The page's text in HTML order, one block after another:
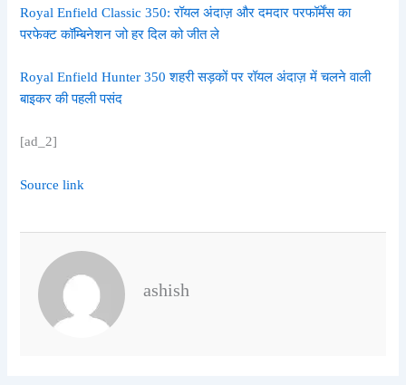
Royal Enfield Classic 350: रॉयल अंदाज़ और दमदार परफॉर्मेंस का
परफेक्ट कॉम्बिनेशन जो हर दिल को जीत ले
Royal Enfield Hunter 350 शहरी सड़कों पर रॉयल अंदाज़ में चलने वाली
बाइकर की पहली पसंद
[ad_2]
Source link
ashish